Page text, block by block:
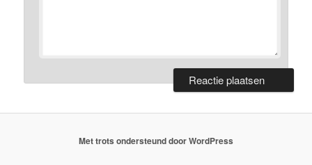
Met trots ondersteund door WordPress